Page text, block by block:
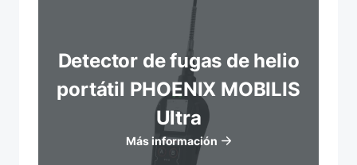
Detector de fugas de helio
portátil PHOENIX MOBILIS
Ultra
Más información